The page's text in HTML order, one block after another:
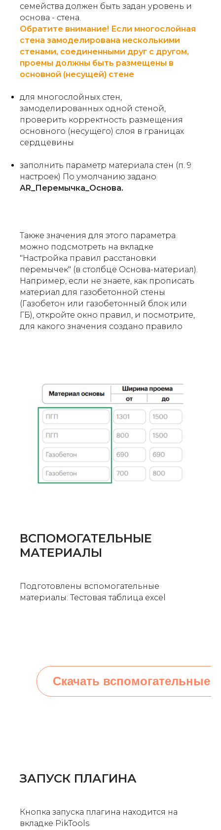
семейства должен быть задан уровень и
основа - стена.
Обратите внимание! Если многослойная
стена замоделирована несколькими
стенами, соединенными друг с другом,
проемы должны быть размещены в
основной (несущей) стене
для многослойных стен,
замоделированных одной стеной,
проверить корректность размещения
основного (несущего) слоя в границах
сердцевины
заполнить параметр материала стен (п. 9
настроек) По умолчанию задано
AR_Перемычка_Основа.
Также значения для этого параметра
можно подсмотреть на вкладке
"Настройка правил расстановки
перемычек" (в столбце Основа-материал).
Например, если не знаете, как прописать
материал для газобетонной стены
(Газобетон или газобетонный блок или
ГБ), откройте окно правил, и посмотрите,
для какого значения создано правило
ВСПОМОГАТЕЛЬНЫЕ
МАТЕРИАЛЫ
Подготовлены вспомогательные
материалы: Тестовая таблица excel
Скачать вспомогательные
ЗАПУСК ПЛАГИНА
Кнопка запуска плагина находится на
вкладке PikTools